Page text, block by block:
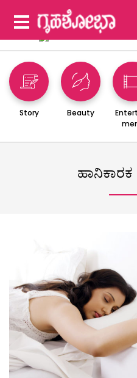
Story Beauty
ಹಾನಿಕಾರಕ